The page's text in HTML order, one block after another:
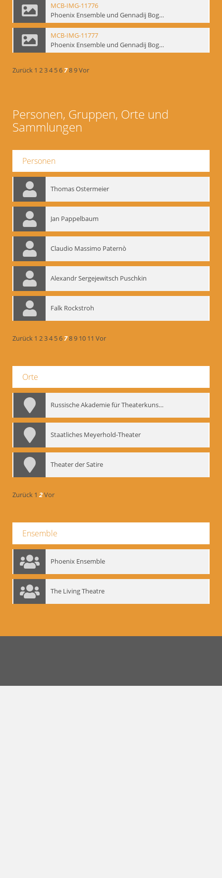
MCB-IMG-11776
Phoenix Ensemble und Gennadij Bogdanow; BM-img-105-2
MCB-IMG-11777
Phoenix Ensemble und Gennadij Bogdanow; BM-img-105-3
Zurück 1 234 56789Vor
Personen, Gruppen, Orte und
Sammlungen
Personen
Thomas Ostermeier
Jan Pappelbaum
Claudio Massimo Paternò
Alexandr Sergejewitsch Puschkin
Falk Rockstroh
Zurück 1 234 56789 10 11 Vor
Orte
Russische Akademie für Theaterkunst – GITIS
Staatliches Meyerhold-Theater
Theater der Satire
Zurück 1 2Vor
Ensemble
Phoenix Ensemble
The Living Theatre